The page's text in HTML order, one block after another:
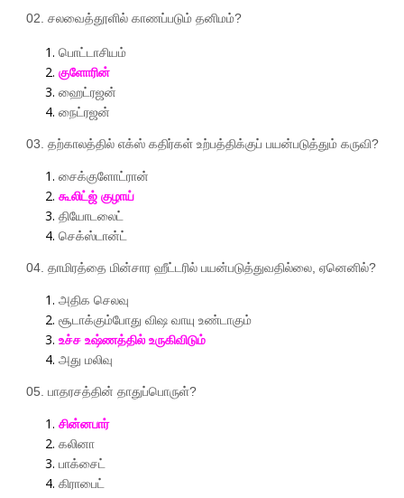
02. சலவைத்தூளில் காணப்படும் தனிமம்?
பொட்டாசியம்
குளோரின்
ஹைட்ரஜன்
நைட்ரஜன்
03. தற்காலத்தில் எக்ஸ் கதிர்கள் உற்பத்திக்குப் பயன்படுத்தும் கருவி?
சைக்குளோட்ரான்
கூலிட்ஜ் குழாய்
தியோடலைட்
செக்ஸ்டான்ட்
04. தாமிரத்தை மின்சார ஹீட்டரில் பயன்படுத்துவதில்லை ஏனெனில்?
அதிக செலவு
சூடாக்கும்போது விஷ வாயு உண்டாகும்
உச்ச உஷ்ணத்தில் உருகிவிடும்
அது மலிவு
05. பாதரசத்தின் தாதுப்பொருள்?
சின்னபார்
கலினா
பாக்சைட்
கிராபைட்